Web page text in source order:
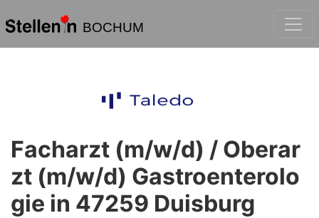
BOCHUM
Facharzt (m/w/d) / Oberar
zt (m/w/d) Gastroenterolo
gie in 47259 Duisburg